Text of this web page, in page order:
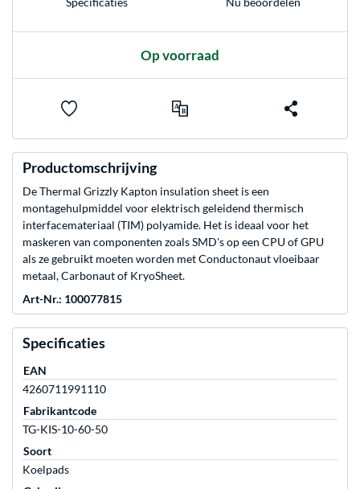
Op voorraad
Productomschrijving
De Thermal Grizzly Kapton insulation sheet is een
montagehulpmiddel voor elektrisch geleidend thermisch
interfacemateriaal (TIM) polyamide. Het is ideaal voor het
maskeren van componenten zoals SMD's op een CPU of GPU
als ze gebruikt moeten worden met Conductonaut vloeibaar
metaal, Carbonaut of KryoSheet.
Art-Nr.: 100077815
Specificaties
EAN
4260711991110
Fabrikantcode
TG-KIS-10-60-50
Soort
Koelpads